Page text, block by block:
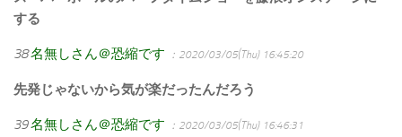
する
38名無しさん＠恐縮です ：2020/03/05(Thu) 16:45:20
先発じゃないから気が楽だったんだろう
39名無しさん＠恐縮です ：2020/03/05(Thu) 16:46:31